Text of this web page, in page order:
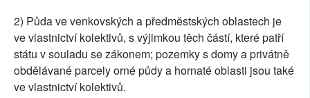
2) Půda ve venkovských a předměstských oblastech je
ve vlastnictví kolektivů, s výjimkou těch částí, které patří
státu v souladu se zákonem; pozemky s domy a privátně
obdělávané parcely orné půdy a hornaté oblasti jsou také
ve vlastnictví kolektivů.